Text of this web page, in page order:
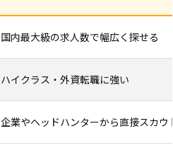
国内最大級の求人数で幅広く探せる
ハイクラス・外資転職に強い
企業やヘッドハンターから直接スカウト